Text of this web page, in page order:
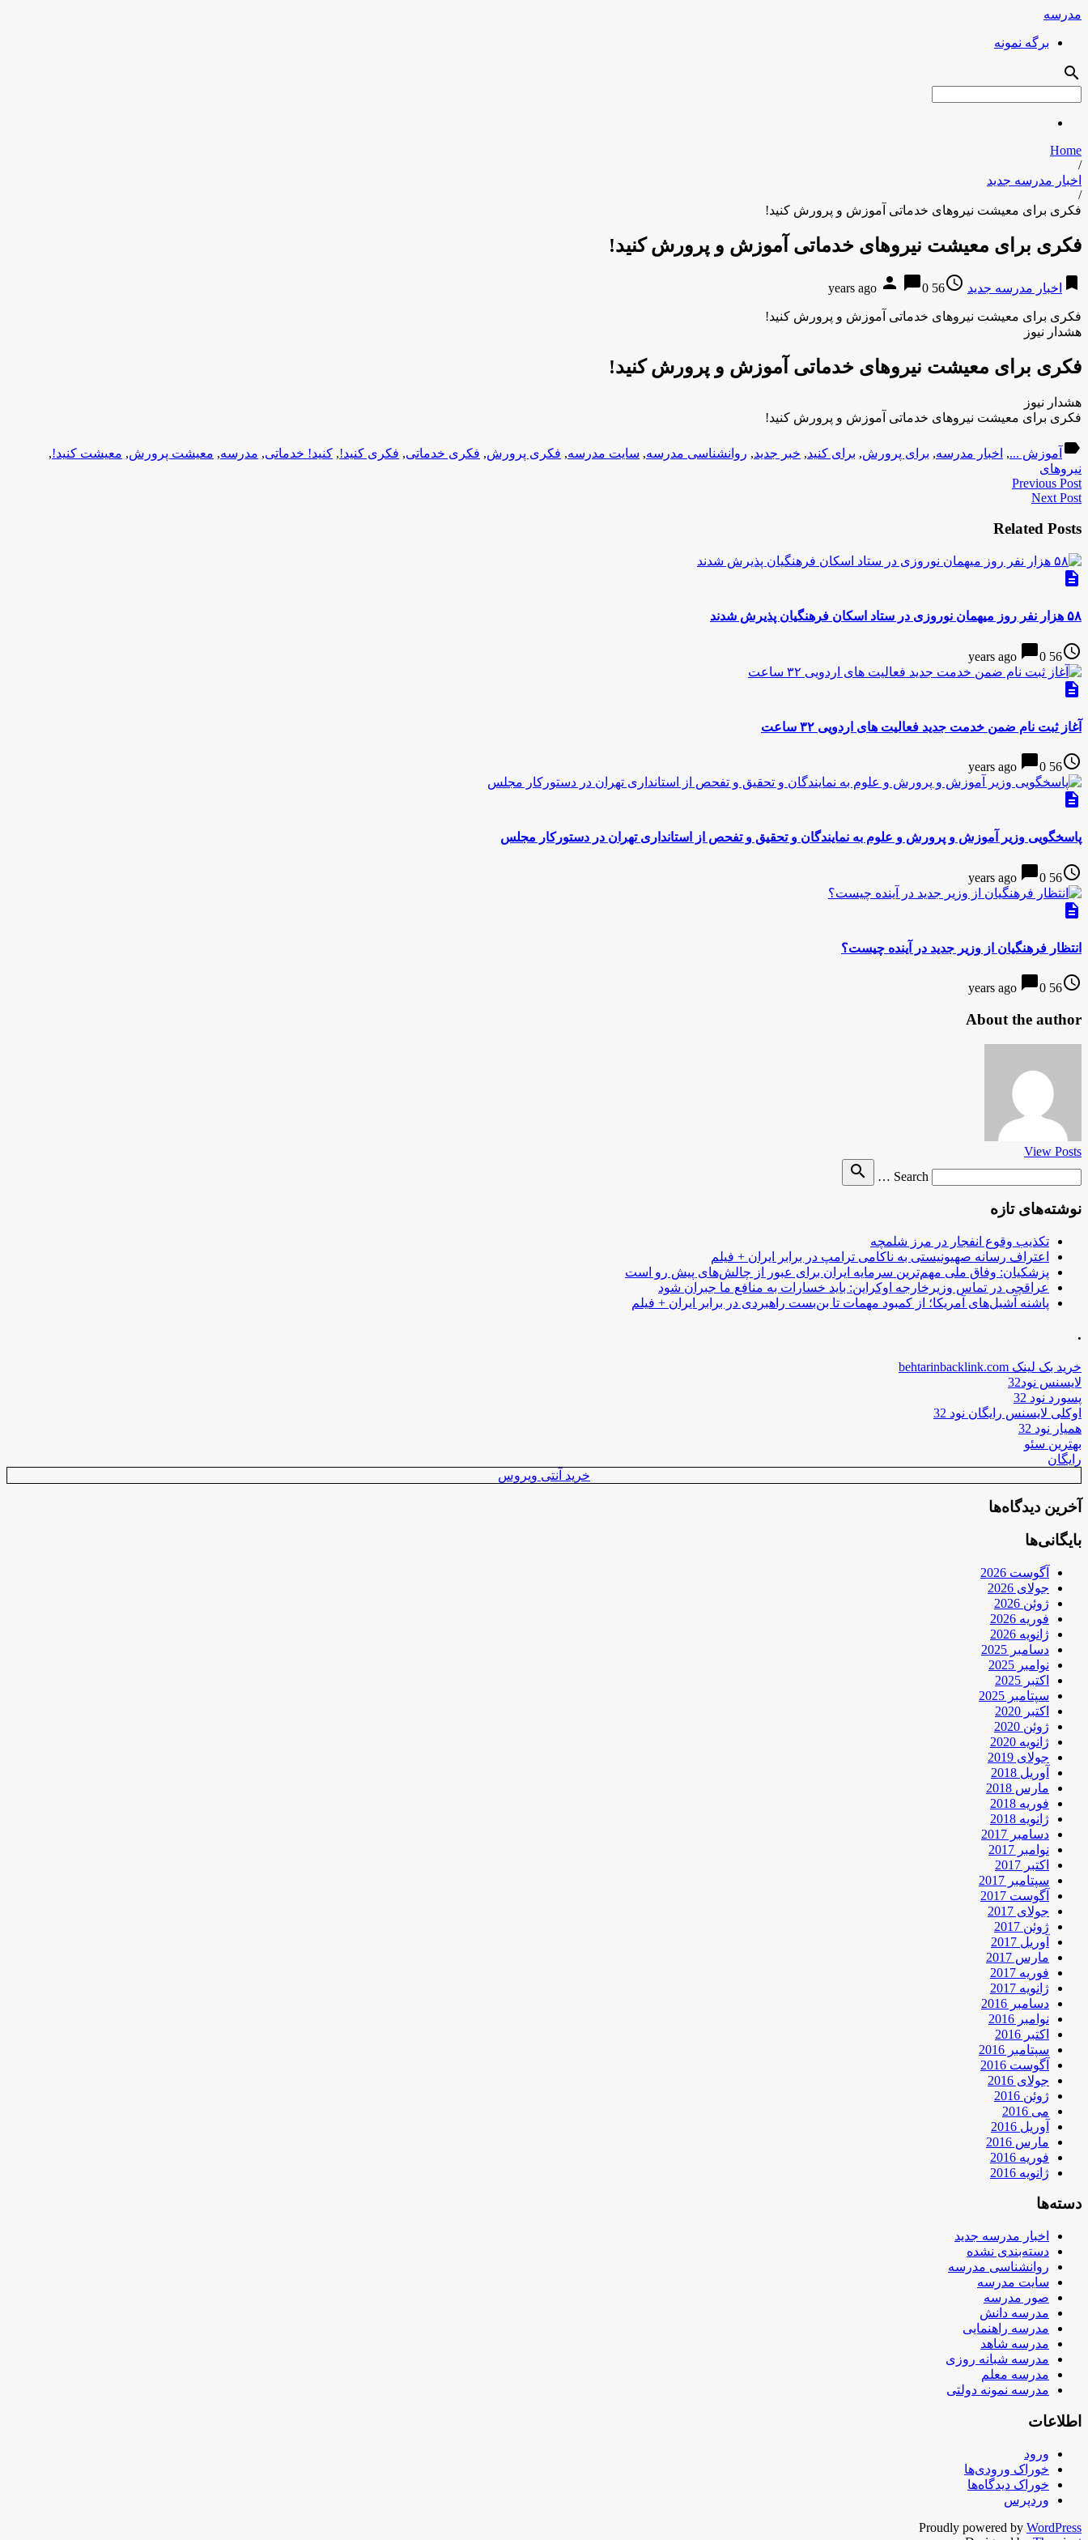
مدرسه
برگه نمونه
search
Home
/
اخبار مدرسه جدید
/
فکری برای معیشت نیروهای خدماتی آموزش و پرورش کنید!
فکری برای معیشت نیروهای خدماتی آموزش و پرورش کنید!
bookmark اخبار مدرسه جدید access_time
56 years ago
person chat_bubble0
فکری برای معیشت نیروهای خدماتی آموزش و پرورش کنید!
هشدار نیوز
فکری برای معیشت نیروهای خدماتی آموزش و پرورش کنید!
هشدار نیوز
فکری برای معیشت نیروهای خدماتی آموزش و پرورش کنید!
label آموزش ..., اخبار مدرسه, برای پرورش, برای کنید, خبر جدید, روانشناسی مدرسه, سایت مدرسه, فکری پرورش, فکری خدماتی, فکری کنید!, کنید! خدماتی, مدرسه, معیشت پرورش, معیشت کنید!,
نیروهای
Previous Post
Next Post
Related Posts
description
۵۸ هزار نفر روز میهمان نوروزی در ستاد اسکان فرهنگیان پذیرش شدند
access_time
56 years ago
chat_bubble0
description
آغاز ثبت نام ضمن خدمت جدید فعالیت های اردویی ۳۲ ساعت
access_time
56 years ago
chat_bubble0
description
پاسخگویی وزیر آموزش و پرورش و علوم به نمایندگان و تحقیق و تفحص از استانداری‌ تهران در دستورکار مجلس
access_time
56 years ago
chat_bubble0
description
انتظار فرهنگیان از وزیر جدید در آینده چیست؟
access_time
56 years ago
chat_bubble0
About the author
View Posts
Search …
search
نوشته‌های تازه
تکذیب وقوع انفجار در مرز شلمچه
اعتراف رسانه صهیونیستی به ناکامی ترامپ در برابر ایران + فیلم
پزشکیان: وفاق ملی مهم‌ترین سرمایه ایران برای عبور از چالش‌های پیش رو است
عراقچی در تماس وزیرخارجه اوکراین: باید خسارات به منافع ما جبران شود
پاشنه آشیل‌های آمریکا؛ از کمبود مهمات تا بن‌بست راهبردی در برابر ایران + فیلم
.
خرید بک لینک behtarinbacklink.com
لایسنس نود32
پسورد نود 32
اوکلی لایسنس رایگان نود 32
همیار نود 32
بهترین سئو
رایگان
خرید آنتی ویروس
آخرین دیدگاه‌ها
بایگانی‌ها
آگوست 2026
جولای 2026
ژوئن 2026
فوریه 2026
ژانویه 2026
دسامبر 2025
نوامبر 2025
اکتبر 2025
سپتامبر 2025
اکتبر 2020
ژوئن 2020
ژانویه 2020
جولای 2019
آوریل 2018
مارس 2018
فوریه 2018
ژانویه 2018
دسامبر 2017
نوامبر 2017
اکتبر 2017
سپتامبر 2017
آگوست 2017
جولای 2017
ژوئن 2017
آوریل 2017
مارس 2017
فوریه 2017
ژانویه 2017
دسامبر 2016
نوامبر 2016
اکتبر 2016
سپتامبر 2016
آگوست 2016
جولای 2016
ژوئن 2016
می 2016
آوریل 2016
مارس 2016
فوریه 2016
ژانویه 2016
دسته‌ها
اخبار مدرسه جدید
دسته‌بندی نشده
روانشناسی مدرسه
سایت مدرسه
صور مدرسه
مدرسه دانش
مدرسه راهنمایی
مدرسه شاهد
مدرسه شبانه روزی
مدرسه معلم
مدرسه نمونه دولتی
اطلاعات
ورود
خوراک ورودی‌ها
خوراک دیدگاه‌ها
وردپرس
Proudly powered by WordPress